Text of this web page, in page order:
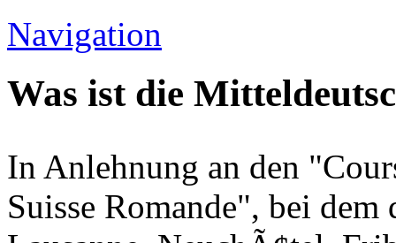
Navigation
Was ist die
In Anlehnung an den
Suisse Romande", bei